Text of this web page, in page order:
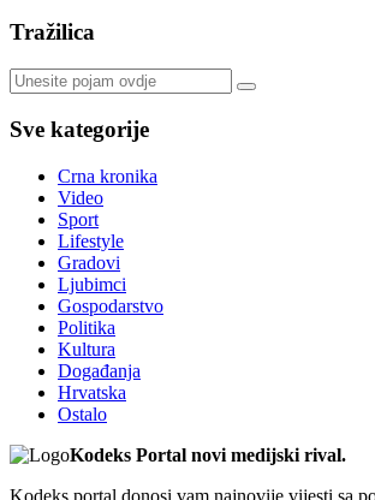
Tražilica
Sve kategorije
Crna kronika
Video
Sport
Lifestyle
Gradovi
Ljubimci
Gospodarstvo
Politika
Kultura
Događanja
Hrvatska
Ostalo
Kodeks Portal novi medijski rival.
Kodeks portal donosi vam najnovije vijesti sa